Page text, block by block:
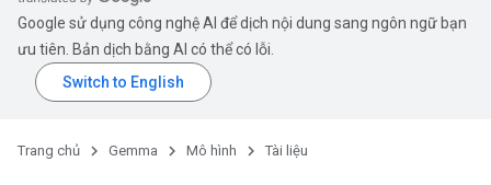
Google sử dụng công nghệ AI để dịch nội dung sang ngôn ngữ bạn
ưu tiên. Bản dịch bằng AI có thể có lỗi.
Trang chủ Gemma Mô hình Tài liệu